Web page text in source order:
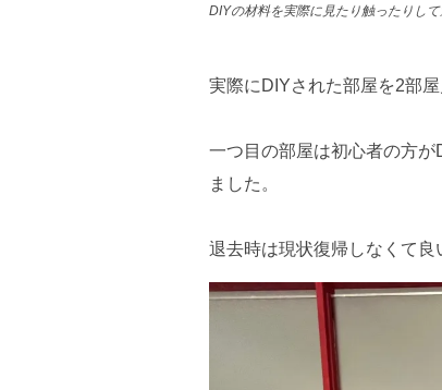
DIYの材料を実際に見たり触ったりし
実際にDIYされた部屋を2部
一つ目の部屋は初心者の方
ました。
退去時は現状復帰しなくて良